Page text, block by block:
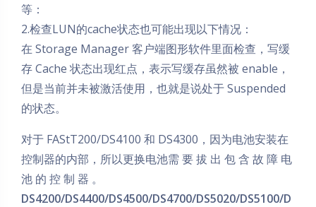
等：
2.检查LUN的cache状态也可能出现以下情况：
在 Storage Manager 客户端图形软件里面检查，写缓
存 Cache 状态出现红点，表示写缓存虽然被 enable，
但是当前并未被激活使用，也就是说处于 Suspended
的状态。
对于 FAStT200/DS4100 和 DS4300，因为电池安装在
控制器的内部，所以更换电池需 要 拔 出 包 含 故 障 电
池 的 控 制 器 。
DS4200/DS4400/DS4500/DS4700/DS5020/DS5100/D